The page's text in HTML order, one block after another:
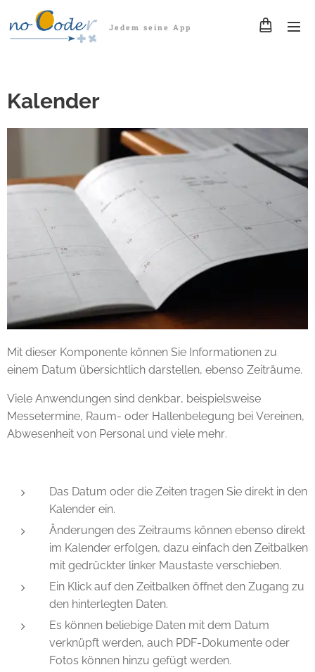
Jedem seine App
Kalender
Mit dieser Komponente können Sie Informationen zu
einem Datum übersichtlich darstellen, ebenso Zeiträume.
Viele Anwendungen sind denkbar, beispielsweise
Messetermine, Raum- oder Hallenbelegung bei Vereinen,
Abwesenheit von Personal und viele mehr.
Das Datum oder die Zeiten tragen Sie direkt in den
Kalender ein.
Änderungen des Zeitraums können ebenso direkt
im Kalender erfolgen, dazu einfach den Zeitbalken
mit gedrückter linker Maustaste verschieben.
Ein Klick auf den Zeitbalken öffnet den Zugang zu
den hinterlegten Daten.
Es können beliebige Daten mit dem Datum
verknüpft werden, auch PDF-Dokumente oder
Fotos können hinzu gefügt werden.